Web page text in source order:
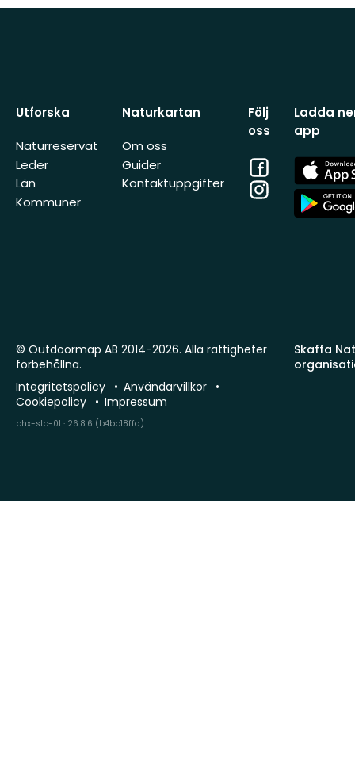
Utforska
Naturreservat
Leder
Län
Kommuner
Naturkartan
Om oss
Guider
Kontaktuppgifter
Följ
oss
Facebook
Instagram
Ladda
app
App
Store
App
Store
Skaffa
© Outdoormap AB 2014-2026. Alla rättigheter
förbehållna.
Integritetspolicy
Användarvillkor
Cookiepolicy
Impressum
phx-sto-01 · 26.8.6 (b4bb18ffa)